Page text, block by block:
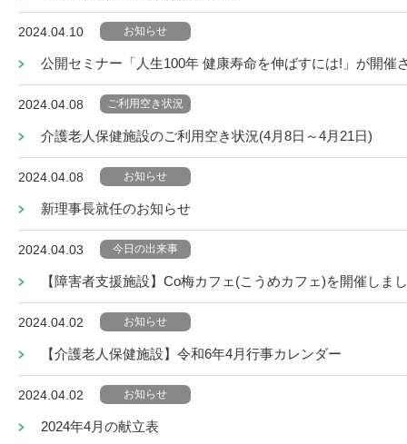
2024.04.10 お知らせ
公開セミナー「人生100年 健康寿命を伸ばすには!」が開催
2024.04.08 ご利用空き状況
介護老人保健施設のご利用空き状況(4月8日～4月21日)
2024.04.08 お知らせ
新理事長就任のお知らせ
2024.04.03 今日の出来事
【障害者支援施設】Co梅カフェ(こうめカフェ)を開催しま
2024.04.02 お知らせ
【介護老人保健施設】令和6年4月行事カレンダー
2024.04.02 お知らせ
2024年4月の献立表